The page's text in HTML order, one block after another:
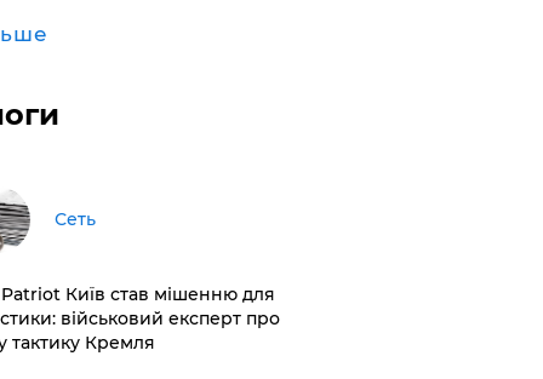
Сеть
Київ став мішенню для
військовий експерт про
тактику Кремля